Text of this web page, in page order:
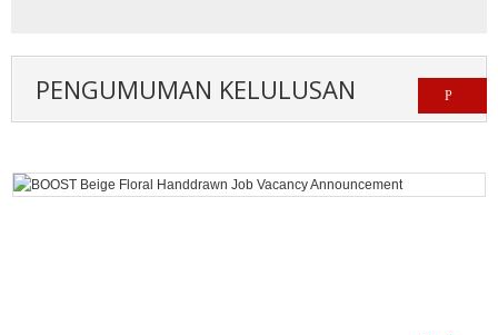
PENGUMUMAN KELULUSAN